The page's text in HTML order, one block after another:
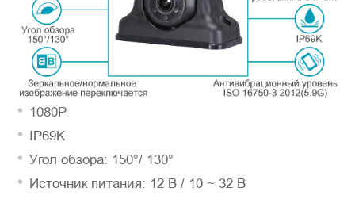
Представьтесь
1080P
IP69K
Угол обзора: 150°/ 130°
Источник питания: 12 B / 10 ~ 32 B